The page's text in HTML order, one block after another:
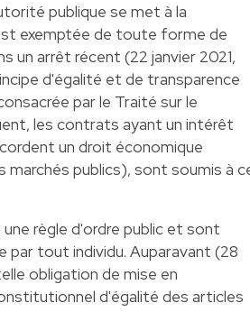
publique se met à la
exemptée de toute forme de
un arrêt récent (22 janvier 2021,
d'égalité et de transparence
par le Traité sur le
les contrats ayant un intérêt
un droit économique
marchés publics), sont soumis à
règle d'ordre public et sont
par tout individu. Auparavant (28
obligation de mise en
d'égalité des articles